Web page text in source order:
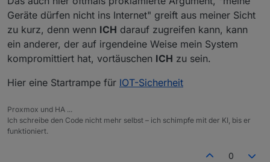
Geräte dürfen nicht ins Internet" greift aus meiner Sicht
zu kurz, denn wenn ICH darauf zugreifen kann, kann
ein anderer, der auf irgendeine Weise mein System
kompromittiert hat, vortäuschen ICH zu sein.
Hier eine Startrampe für IOT-Sicherheit
Proxmox und HA ...
Ich schreibe den Code nicht mehr selbst – ich schimpfe mit der KI, bis er
funktioniert.
0